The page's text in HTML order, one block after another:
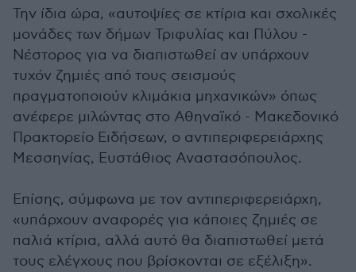
Την ίδια ώρα, «αυτοψίες σε κτίρια και σχολικές
μονάδες των δήμων Τριφυλίας και Πύλου -
Νέστορος για να διαπιστωθεί αν υπάρχουν
τυχόν ζημιές από τους σεισμούς
πραγματοποιούν κλιμάκια μηχανικών» όπως
ανέφερε μιλώντας στο Αθηναϊκό - Μακεδονικό
Πρακτορείο Ειδήσεων, ο αντιπεριφερειάρχης
Μεσσηνίας, Ευστάθιος Αναστασόπουλος.
Επίσης, σύμφωνα με τον αντιπεριφερειάρχη,
«υπάρχουν αναφορές για κάποιες ζημιές σε
παλιά κτίρια, αλλά αυτό θα διαπιστωθεί μετά
τους ελέγχους που βρίσκονται σε εξέλιξη».